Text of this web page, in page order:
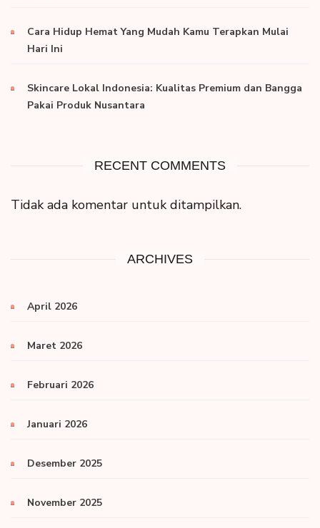
Cara Hidup Hemat Yang Mudah Kamu Terapkan Mulai
Hari Ini
Skincare Lokal Indonesia: Kualitas Premium dan Bangga
Pakai Produk Nusantara
RECENT COMMENTS
Tidak ada komentar untuk ditampilkan.
ARCHIVES
April 2026
Maret 2026
Februari 2026
Januari 2026
Desember 2025
November 2025